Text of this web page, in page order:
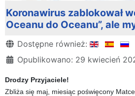
Koronawirus zablokował
Oceanu do Oceanu”, ale
Szczegóły
Dostępne również:
Opublikowano: 29 kwiecień
Drodzy Przyjaciele!
Zbliża się maj, miesiąc poświęcony